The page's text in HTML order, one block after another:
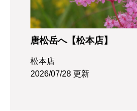
唐松岳へ【松本店】
松本店
2026/07/28 更新